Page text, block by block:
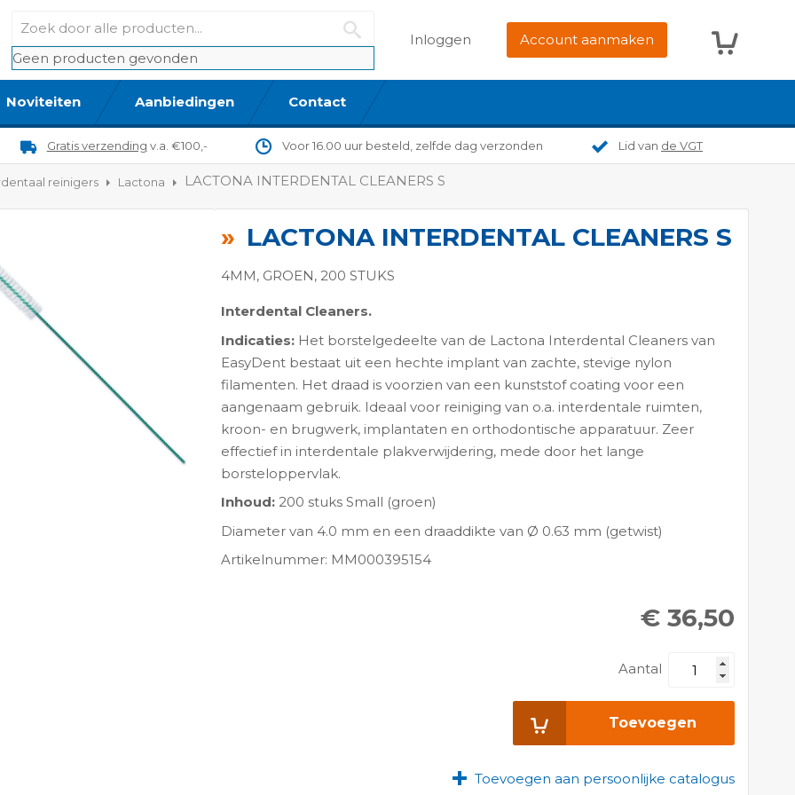
Geen producten gevonden
Inloggen Account aanmaken
Noviteiten Aanbiedingen Contact
Gratis verzending v.a. €100,- Voor 16.00 uur besteld, zelfde dag verzonden Lid van de VGT
reinigers Lactona LACTONA INTERDENTAL CLEANERS S
LACTONA INTERDENTAL CLEANERS S
4MM, GROEN, 200 STUKS
Interdental Cleaners.
Indicaties: Het borstelgedeelte van de Lactona Interdental Cleaners van
EasyDent bestaat uit een hechte implant van zachte, stevige nylon
filamenten. Het draad is voorzien van een kunststof coating voor een
aangenaam gebruik. Ideaal voor reiniging van o.a. interdentale ruimten,
kroon- en brugwerk, implantaten en orthodontische apparatuur. Zeer
effectief in interdentale plakverwijdering, mede door het lange
borsteloppervlak.
Inhoud: 200 stuks Small (groen)
Diameter van 4.0 mm en een draaddikte van Ø 0.63 mm (getwist)
Artikelnummer: MM000395154
€ 36,50
Aantal
Toevoegen
Toevoegen aan persoonlijke catalogus